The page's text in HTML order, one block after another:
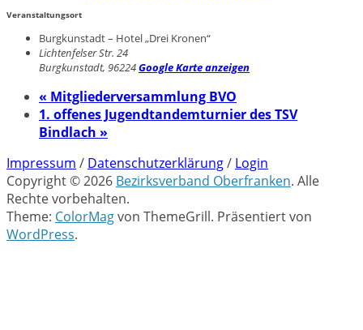
Veranstaltungsort
Burgkunstadt – Hotel „Drei Kronen“
Lichtenfelser Str. 24
Burgkunstadt, 96224Google Karte anzeigen
« Mitgliederversammlung BVO
1. offenes Jugendtandemturnier des TSV
Bindlach »
Impressum / Datenschutzerklärung/ Login
Copyright © 2026 Bezirksverband Oberfranken. Alle
Rechte vorbehalten.
Theme: ColorMagvon ThemeGrill. Präsentiert von
WordPress.